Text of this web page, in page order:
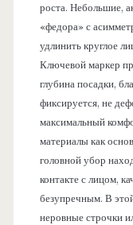
роста. Небольшие,
«федора» с
удлинить круглое
Ключевой маркер
глубина посадки,
фиксируется, не
максимальный
материалы как
головной убор
контакте с лицом,
безупречным. В
неровные строчки